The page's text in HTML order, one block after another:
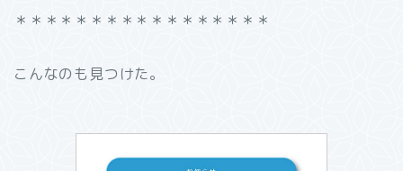
＊＊＊＊＊＊＊＊＊＊＊＊＊＊＊＊＊
こんなのも見つけた。